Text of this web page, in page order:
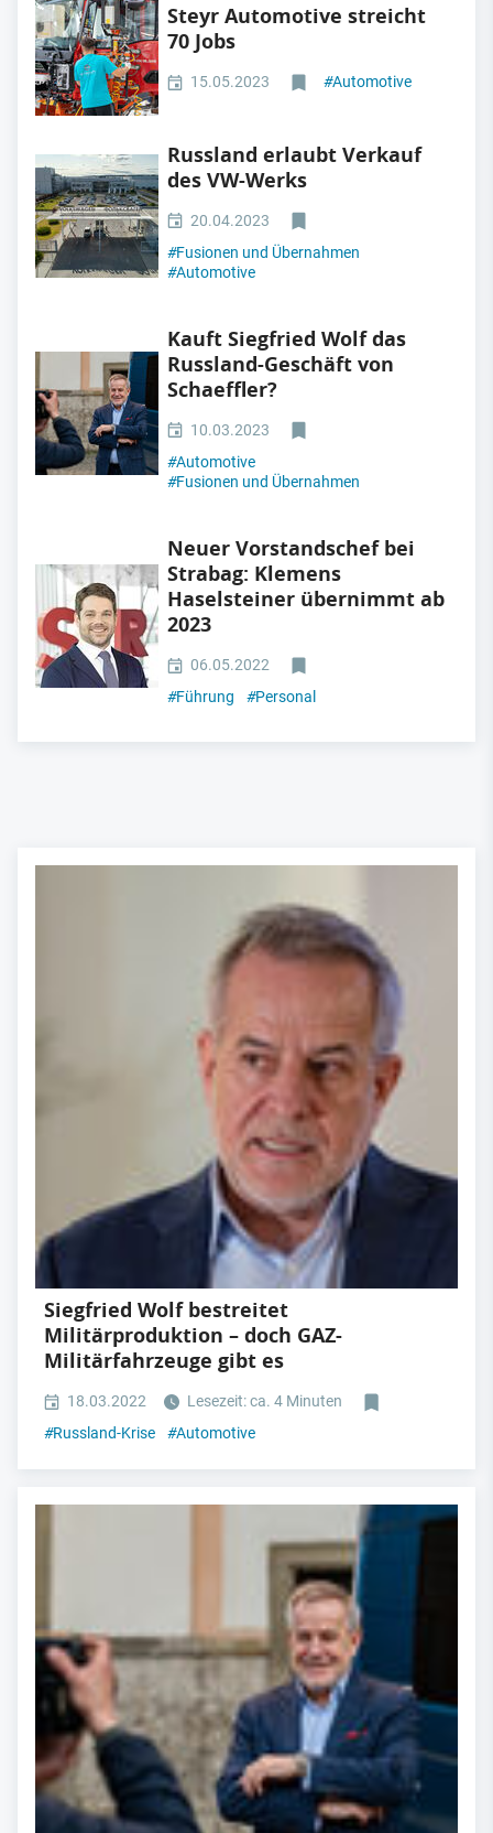
Steyr Automotive streicht
70 Jobs
15.05.2023 #Automotive
Russland erlaubt Verkauf
des VW-Werks
20.04.2023
#Fusionen und Übernahmen
#Automotive
Kauft Siegfried Wolf das
Russland-Geschäft von
Schaeffler?
10.03.2023
#Automotive
#Fusionen und Übernahmen
Neuer Vorstandschef bei
Strabag: Klemens
Haselsteiner übernimmt ab
2023
06.05.2022
#Führung #Personal
Siegfried Wolf bestreitet
Militärproduktion – doch GAZ-
Militärfahrzeuge gibt es
18.03.2022
Lesezeit: ca. 4 Minuten
#Russland-Krise #Automotive